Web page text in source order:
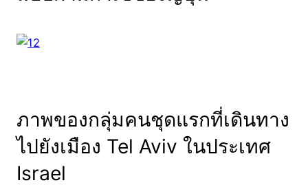
ภาพของกลุ่มคนชุดแรกที่เดินทาง
ไปยังเมือง Tel Aviv ในประเทศ
Israel